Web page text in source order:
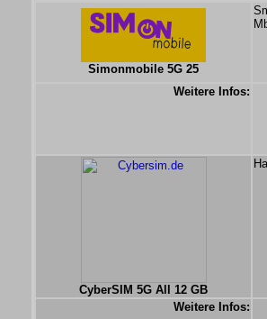
Simonmobile 5G 25
Weitere Infos:
CyberSIM 5G All 12 GB
Weitere Infos: